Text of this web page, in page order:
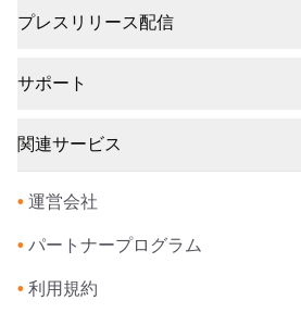
プレスリリース配信
サポート
関連サービス
• 運営会社
• パートナープログラム
• 利用規約